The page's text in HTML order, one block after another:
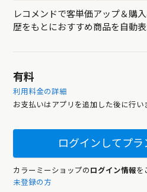
レコメンドで客単価アップ＆購
歴をもとにおすすめ商品を自動表
有料
利用料金の詳細
お支払いはアプリを追加した後に行い
ログインしてプラ
カラーミーショップの ログイン情報を
未登録の方